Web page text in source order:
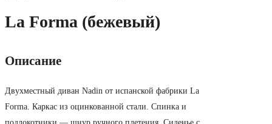
La Forma (бежевый)
Описание
Двухместный диван Nadin от испанской фабрики La
Forma. Каркас из оцинкованной стали. Спинка и